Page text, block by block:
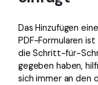
Das Hinzufügen
PDF-Formularen
die Schritt-für-
gegeben haben,
sich immer an den